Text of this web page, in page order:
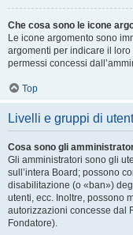
Che cosa sono le icone
Le icone argomento sono
argomenti per indicare il
permessi concessi
Top
Livelli e gruppi di
Cosa sono gli
Gli amministratori sono gli
sull’intera Board; possono
disabilitazione (o «ban»)
utenti, ecc. Inoltre, possono
autorizzazioni concesse dal
Fondatore).